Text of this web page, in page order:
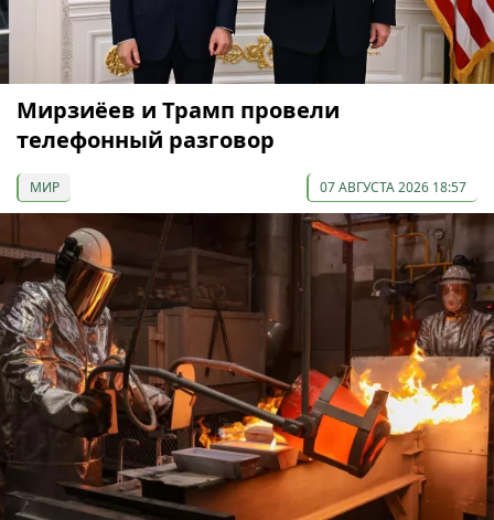
Мирзиёев и Трамп провели
телефонный разговор
МИР 07 АВГУСТА 2026 18:57